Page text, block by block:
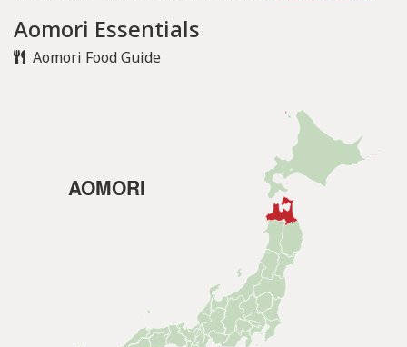
Aomori Essentials
Aomori Food Guide
AOMORI